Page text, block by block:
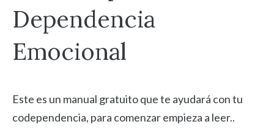
Dependencia
Emocional
Este es un manual gratuito que te ayudará con tu
codependencia, para comenzar empieza a leer..